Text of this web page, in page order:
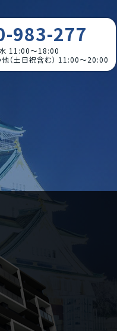
983-277
水 11:00～18:00
他（土日祝含む） 11:00～20:00